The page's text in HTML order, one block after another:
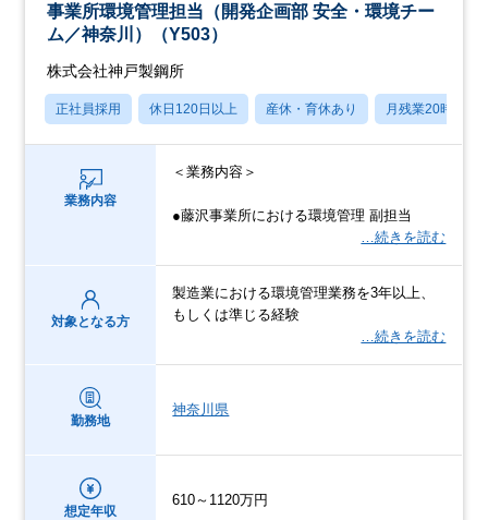
事業所環境管理担当（開発企画部 安全・環境チー
ム／神奈川）（Y503）
株式会社神戸製鋼所
正社員採用 休日120日以上 産休・育休あり 月残業20時間以
業務内容
＜業務内容＞
●藤沢事業所における環境管理 副担当
…続きを読む
対象となる方
製造業における環境管理業務を3年以上、
もしくは準じる経験
…続きを読む
勤務地
神奈川県
想定年収
610～1120万円